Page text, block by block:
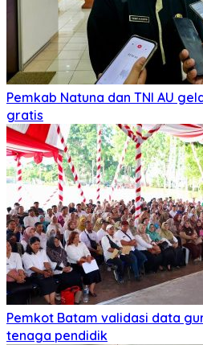
Pemkab Natuna dan TNI AU
gratis
Pemkot Batam validasi data
tenaga pendidik